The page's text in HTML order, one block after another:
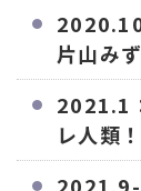
片山み
2021.1
レ人類